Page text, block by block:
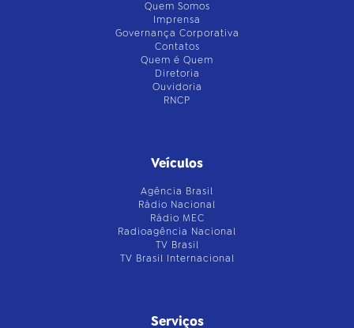
Quem Somos
Imprensa
Governança Corporativa
Contatos
Quem é Quem
Diretoria
Ouvidoria
RNCP
Veículos
Agência Brasil
Rádio Nacional
Rádio MEC
Radioagência Nacional
TV Brasil
TV Brasil Internacional
Serviços